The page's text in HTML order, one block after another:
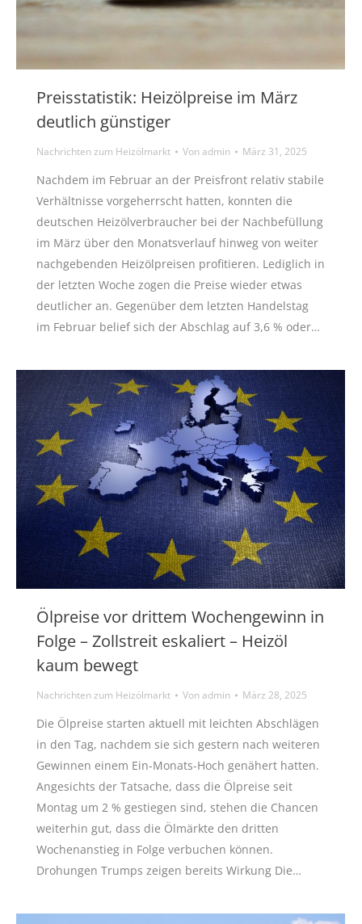
Preisstatistik: Heizölpreise im März
deutlich günstiger
Nachrichten zum Heizölmarkt Vonadmin März 31, 2025
Nachdem im Februar an der Preisfront relativ stabile
Verhältnisse vorgeherrscht hatten, konnten die
deutschen Heizölverbraucher bei der Nachbefüllung
im März über den Monatsverlauf hinweg von weiter
nachgebenden Heizölpreisen profitieren. Lediglich in
der letzten Woche zogen die Preise wieder etwas
deutlicher an. Gegenüber dem letzten Handelstag
im Februar belief sich der Abschlag auf 3,6 % oder…
Ölpreise vor drittem Wochengewinn in
Folge – Zollstreit eskaliert – Heizöl
kaum bewegt
Nachrichten zum Heizölmarkt Vonadmin März 28, 2025
Die Ölpreise starten aktuell mit leichten Abschlägen
in den Tag, nachdem sie sich gestern nach weiteren
Gewinnen einem Ein-Monats-Hoch genähert hatten.
Angesichts der Tatsache, dass die Ölpreise seit
Montag um 2 % gestiegen sind, stehen die Chancen
weiterhin gut, dass die Ölmärkte den dritten
Wochenanstieg in Folge verbuchen können.
Drohungen Trumps zeigen bereits Wirkung Die…